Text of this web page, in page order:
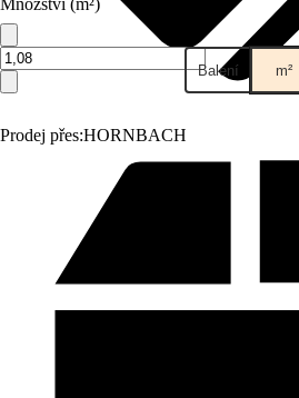
Prodej přes:HORNBACH
Množství (m²)
Balení m²